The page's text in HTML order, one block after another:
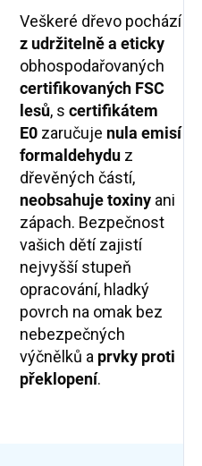
Veškeré dřevo pochází
z udržitelně a eticky
obhospodařovaných
certifikovaných FSC
lesů, s certifikátem
E0 zaručuje nula emisí
formaldehydu z
dřevěných částí,
neobsahuje toxiny ani
zápach. Bezpečnost
vašich dětí zajistí
nejvyšší stupeň
opracování, hladký
povrch na omak bez
nebezpečných
výčnělků a prvky proti
překlopení.